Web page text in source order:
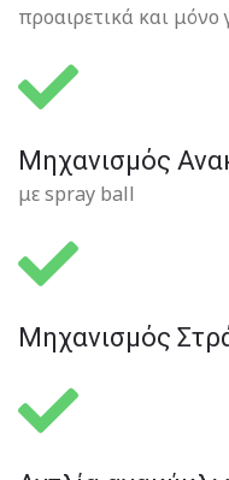
προαιρετικά και μόνο
Μηχανισμός
με spray ball
Μηχανισμός